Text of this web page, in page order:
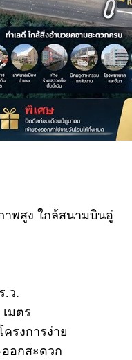
พสูง ใกล้สนามบินอู่
.ว.
มตร
รงการง่าย
อกสะดวก